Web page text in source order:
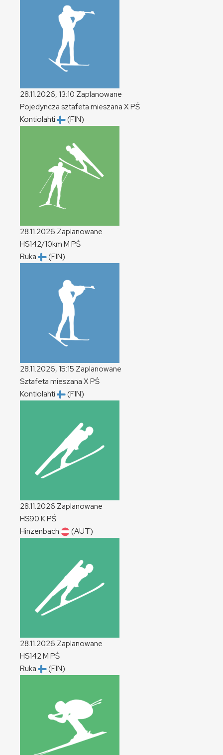
28.11.2026, 13:10 Zaplanowane
Pojedyncza sztafeta mieszana XPŚ
Kontiolahti
(FIN)
28.11.2026 Zaplanowane
HS142/10km M PŚ
Ruka
(FIN)
28.11.2026, 15:15 Zaplanowane
Sztafeta mieszana XPŚ
Kontiolahti
(FIN)
28.11.2026 Zaplanowane
HS90 KPŚ
Hinzenbach
(AUT)
28.11.2026 Zaplanowane
HS142M PŚ
Ruka
(FIN)